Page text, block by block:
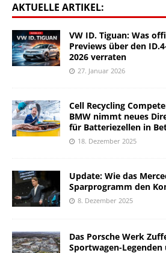
AKTUELLE ARTIKEL:
VW ID. Tiguan: Was
Previews über den
2026 verraten
27. Januar 2026
Cell Recycling
BMW nimmt neues
für Batteriezellen in
18. Dezember 2025
Update: Wie das
Sparprogramm den
8. Dezember 2025
Das Porsche Werk
Sportwagen-